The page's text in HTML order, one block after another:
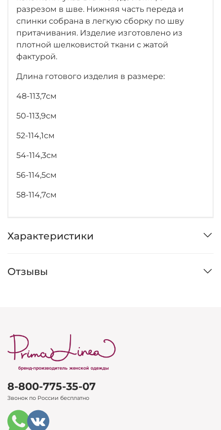
разрезом в шве. Нижняя часть переда и
спинки собрана в легкую сборку по шву
притачивания. Изделие изготовлено из
плотной шелковистой ткани с жатой
фактурой.
Длина готового изделия в размере:
48-113,7см
50-113,9см
52-114,1см
54-114,3см
56-114,5см
58-114,7см
Характеристики
Отзывы
8-800-775-35-07
Звонок по России бесплатно